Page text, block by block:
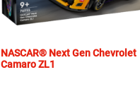
NASCAR® Next Gen Chevrolet
Camaro ZL1